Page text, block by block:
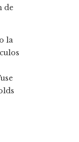
de
la